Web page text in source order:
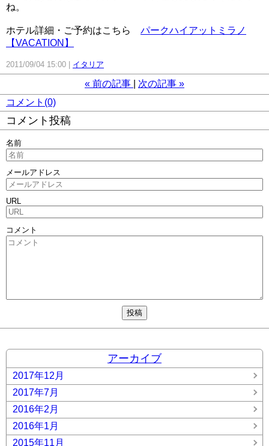
ね。
ホテル詳細・ご予約はこちら パークハイアットミラノ
【VACATION】
2011/09/04 15:00 イタリア
« 前の記事 次の記事 »
コメント(0)
コメント投稿
名前
メールアドレス
URL
コメント
アーカイブ
2017年12月
2017年7月
2016年2月
2016年1月
2015年11月